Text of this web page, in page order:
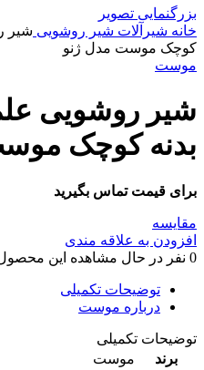
بزرگنمایی تصویر
خانه شیرآلات شیر روشویی شیر
کوچک موست مدل ژنو
موست
شیر روشویی
بدنه کوچک
برای قیمت تماس بگیرید
مقایسه
افزودن به علاقه مندی
0 نفر در حال مشاهده این
توضیحات تکمیلی
درباره موست
توضیحات تکمیلی
برند
موست